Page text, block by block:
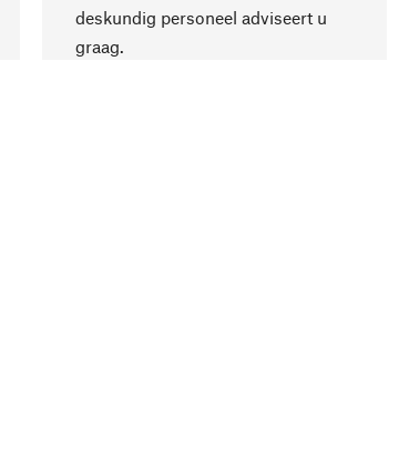
deskundig personeel adviseert u
graag.